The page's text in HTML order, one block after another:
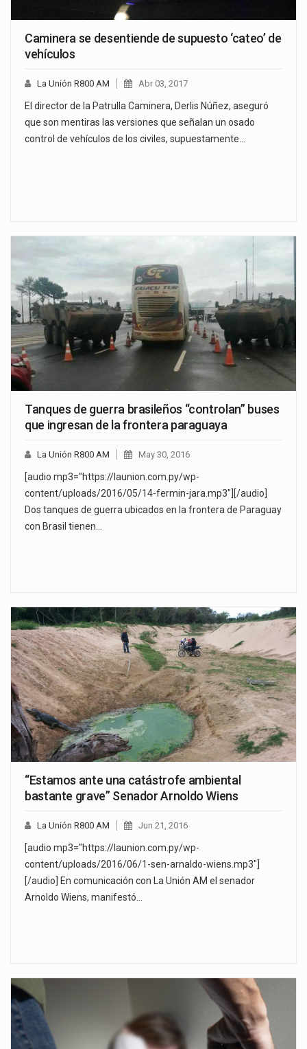
Caminera se desentiende de supuesto ‘cateo’ de
vehículos
La Unión R800 AM Abr 03, 2017
El director de la Patrulla Caminera, Derlis Núñez, aseguró
que son mentiras las versiones que señalan un osado
control de vehículos de los civiles, supuestamente…
Tanques de guerra brasileños “controlan” buses
que ingresan de la frontera paraguaya
La Unión R800 AM May 30, 2016
[audio mp3="https://launion.com.py/wp-
content/uploads/2016/05/14-fermin-jara.mp3"][/audio]
Dos tanques de guerra ubicados en la frontera de Paraguay
con Brasil tienen…
“Estamos ante una catástrofe ambiental
bastante grave” Senador Arnoldo Wiens
La Unión R800 AM Jun 21, 2016
[audio mp3="https://launion.com.py/wp-
content/uploads/2016/06/1-sen-arnaldo-wiens.mp3"]
[/audio] En comunicación con La Unión AM el senador
Arnoldo Wiens, manifestó…